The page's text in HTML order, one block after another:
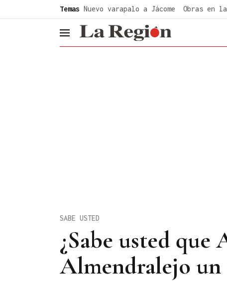
Temas Nuevo varapalo a Jácome Obras en
header.menu.open
¿Sabe usted que
Almendralejo un
SABE USTED